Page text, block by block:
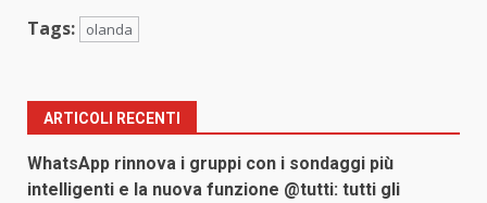
Tags: olanda
ARTICOLI RECENTI
WhatsApp rinnova i gruppi con i sondaggi più
intelligenti e la nuova funzione @tutti: tutti gli